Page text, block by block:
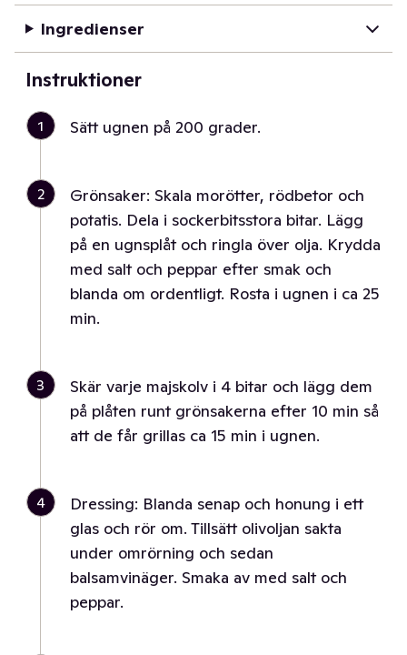
Ingredienser
Instruktioner
1 Sätt ugnen på 200 grader.
2
Grönsaker: Skala morötter, rödbetor och
potatis. Dela i sockerbitsstora bitar. Lägg
på en ugnsplåt och ringla över olja. Krydda
med salt och peppar efter smak och
blanda om ordentligt. Rosta i ugnen i ca 25
min.
3
Skär varje majskolv i 4 bitar och lägg dem
på plåten runt grönsakerna efter 10 min så
att de får grillas ca 15 min i ugnen.
4
Dressing: Blanda senap och honung i ett
glas och rör om. Tillsätt olivoljan sakta
under omrörning och sedan
balsamvinäger. Smaka av med salt och
peppar.